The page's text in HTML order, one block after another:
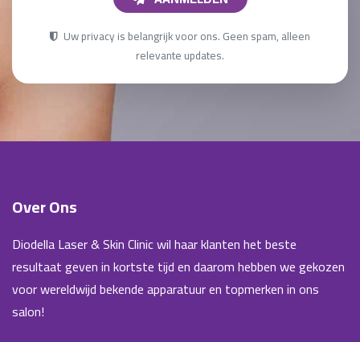
Uw privacy is belangrijk voor ons. Geen spam, alleen
relevante updates.
Over Ons
Diodella Laser & Skin Clinic wil haar klanten het beste
resultaat geven in kortste tijd en daarom hebben we gekozen
voor wereldwijd bekende apparatuur en topmerken in ons
salon!